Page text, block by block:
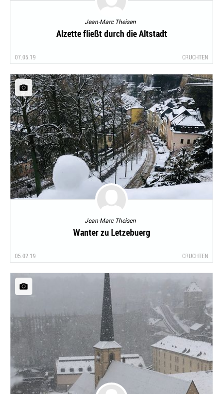
Jean-Marc Theisen
Alzette fließt durch die Altstadt
07.05.19 CRUCHTEN
Jean-Marc Theisen
Wanter zu Letzebuerg
05.02.19 CRUCHTEN